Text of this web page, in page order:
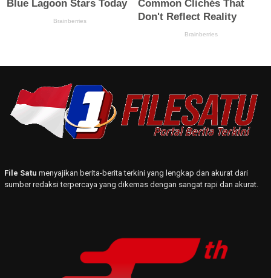
File Satu menyajikan berita-berita terkini yang lengkap dan akurat dari
sumber redaksi terpercaya yang dikemas dengan sangat rapi dan akurat.